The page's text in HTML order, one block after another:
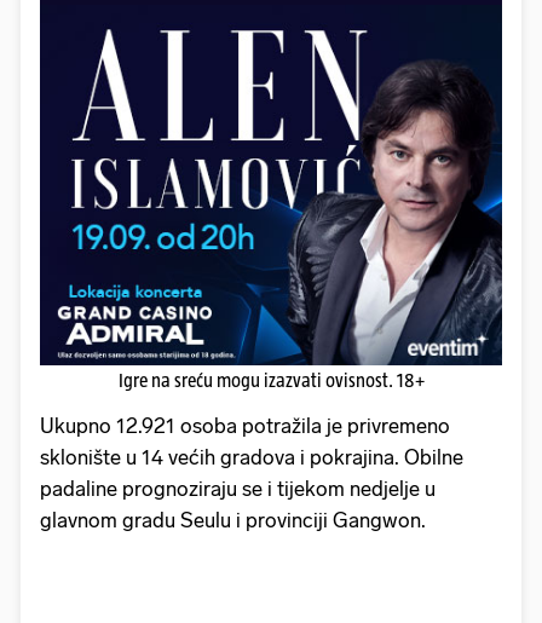
Igre na sreću mogu izazvati ovisnost. 18+
Ukupno 12.921 osoba potražila je privremeno
sklonište u 14 većih gradova i pokrajina. Obilne
padaline prognoziraju se i tijekom nedjelje u
glavnom gradu Seulu i provinciji Gangwon.